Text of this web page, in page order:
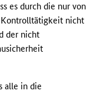
es durch die nur von
Kontrolltätigkeit nicht
der nicht
alle in die